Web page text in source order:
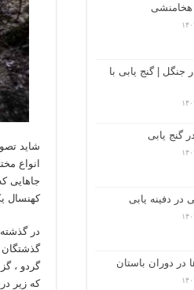
شاید
انواع
جاهایی
کهنسال
در
گذشتگان
گردو ،
که زیر
هخامنشی
جنگل | گنج یابی با
گنج یابی
در دفینه یابی
در دوران باستان